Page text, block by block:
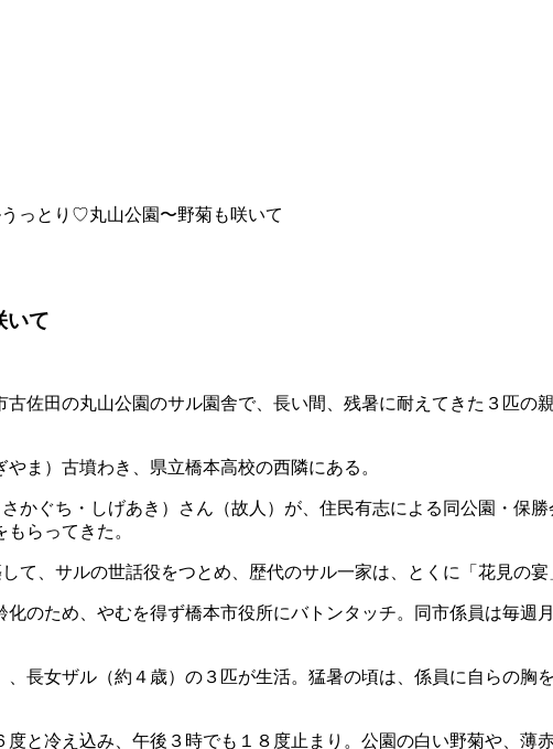
っとり♡丸山公園〜野菊も咲いて
いて
佐田の丸山公園のサル園舎で、長い間、残暑に耐えてきた３匹の
ま）古墳わき、県立橋本高校の西隣にある。
かぐち・しげあき）さん（故人）が、住民有志による同公園・保
らってきた。
て、サルの世話役をつとめ、歴代のサル一家は、とくに「花見の宴
のため、やむを得ず橋本市役所にバトンタッチ。同市係員は毎週
長女ザル（約４歳）の３匹が生活。猛暑の頃は、係員に自らの胸
と冷え込み、午後３時でも１８度止まり。公園の白い野菊や、薄